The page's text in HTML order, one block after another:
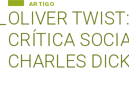
OLIVER
CRÍTICA
CHARLES
ARTIGO